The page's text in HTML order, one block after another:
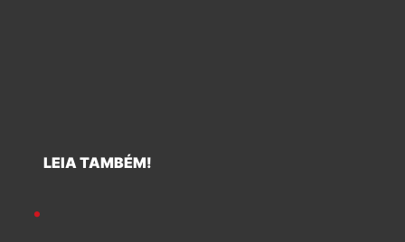
LEIA TAMBÉM!